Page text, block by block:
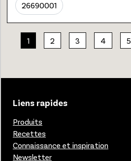
26690001
1 2 3 4 5
Liens rapides
Produits
Recettes
Connaissance et inspiration
Newsletter